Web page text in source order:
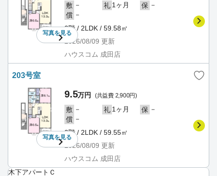
写真を見る
敷 － 礼 1ヶ月 保 －
償 －
2階 / 2LDK / 59.58㎡
2026/08/09 更新
ハウスコム 成田店
203号室
写真を見る
9.5万円 (共益費 2,900円)
敷 － 礼 1ヶ月 保 －
償 －
2階 / 2LDK / 59.55㎡
2026/08/09 更新
ハウスコム 成田店
木下アパートＣ